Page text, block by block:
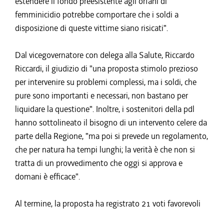
femminicidio potrebbe comportare che i soldi a
disposizione di queste vittime siano risicati".
Dal vicegovernatore con delega alla Salute, Riccardo
Riccardi, il giudizio di "una proposta stimolo prezioso
per intervenire su problemi complessi, ma i soldi, che
pure sono importanti e necessari, non bastano per
liquidare la questione". Inoltre, i sostenitori della pdl
hanno sottolineato il bisogno di un intervento celere da
parte della Regione, "ma poi si prevede un regolamento,
che per natura ha tempi lunghi; la verità è che non si
tratta di un provvedimento che oggi si approva e
domani è efficace".
Al termine, la proposta ha registrato 21 voti favorevoli